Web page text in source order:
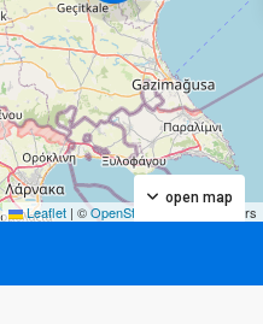
Leaflet | ©OpenStreetMap contributors
open map